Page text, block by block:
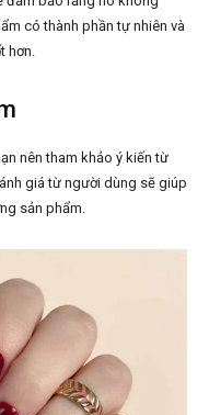
có thành phần tự nhiên và
hơn.
nên tham khảo ý kiến từ
giá từ người dùng sẽ giúp
sản phẩm.